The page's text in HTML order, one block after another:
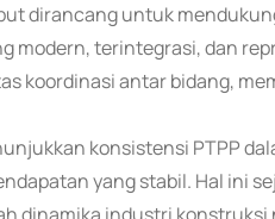
dirancang untuk
modern, terintegrasi, dan
koordinasi antar bidang,
konsistensi PTPP
yang stabil. Hal ini